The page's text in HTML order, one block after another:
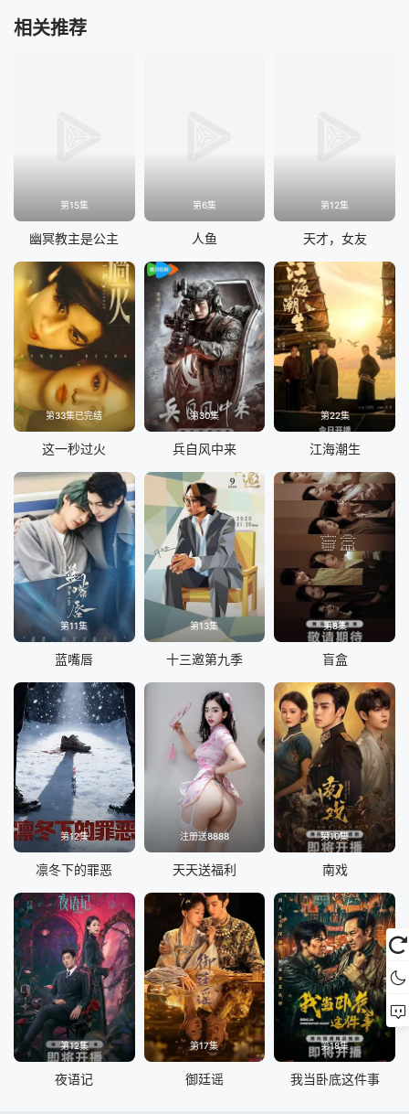
相关推荐
第15集
幽冥教主是公主
第6集
人鱼
第12集
天才，女友
第33集已完结
这一秒过火
第30集
兵自风中来
第22集
江海潮生
第11集
蓝嘴唇
第13集
十三邀第九季
第8集
盲盒
第12集
凛冬下的罪恶
注册送8888
天天送福利
第10集
南戏
第12集
夜语记
第17集
御廷谣
第18集
我当卧底这件事